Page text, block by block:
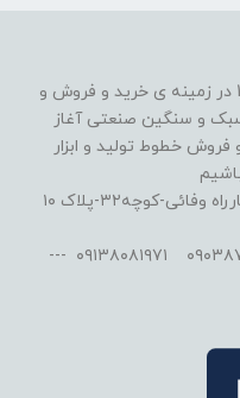
ابزار اورجینال فعالیت خود را از سال 1392 در زمینه ی خرید و فروش و
سبک و سنگین صنعتی آغاز
خطوط تولید و ابزار
نشانی:اصفهان-خیابان کاشانی-بعد ازچهارراه وفائی-کوچه۳۲-پلاک ۱۰
شماره تماس:۰۹۱۳۲۲۹۸۰۹۱ --- ۰۹۰۳۸۷۳۱۱۸۴ ۰۹۱۳۸۰۸۱۹۷۱ ---